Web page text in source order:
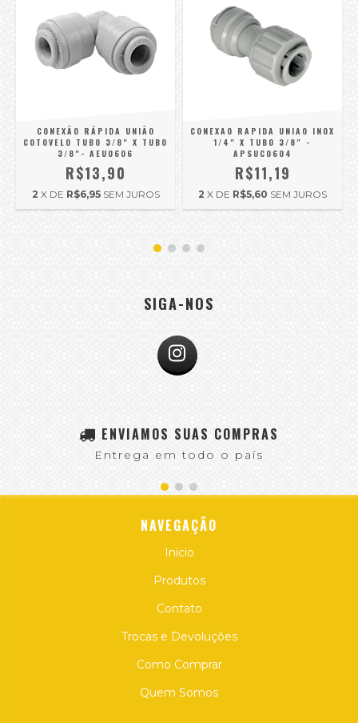
CONEXÃO RÁPIDA UNIÃO
COTOVELO TUBO 3/8" X TUBO
3/8"- AEU0606
R$13,90
2 X DE R$6,95 SEM JUROS
CONEXAO RAPIDA UNIAO INOX
1/4" X TUBO 3/8" -
APSUC0604
R$11,19
2 X DE R$5,60 SEM JUROS
SIGA-NOS
ENVIAMOS SUAS COMPRAS
Entrega em todo o país
NAVEGAÇÃO
Início
Produtos
Contato
Trocas e Devoluções
Como Comprar
Quem Somos